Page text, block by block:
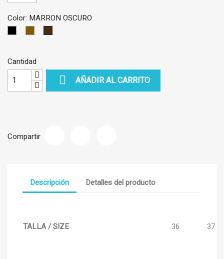
Color: MARRON OSCURO
MARRON
Cantidad
 AÑADIR AL CARRITO
Compartir
Descripción Detalles del producto
TALLA / SIZE 36 37